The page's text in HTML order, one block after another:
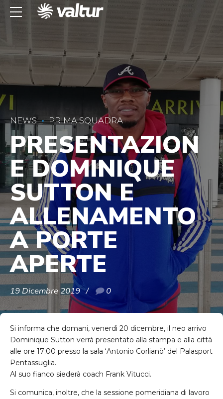
NEWS PRIMA SQUADRA
PRESENTAZION
E DOMINIQUE
SUTTON E
ALLENAMENTO
A PORTE
APERTE
19 Dicembre 2019 0
Si informa che domani, venerdì 20 dicembre, il neo arrivo
Dominique Sutton verrà presentato alla stampa e alla città
alle ore 17:00 presso la sala ‘Antonio Corlianò’ del Palasport
Pentassuglia.
Al suo fianco siederà coach Frank Vitucci.
Si comunica, inoltre, che la sessione pomeridiana di lavoro